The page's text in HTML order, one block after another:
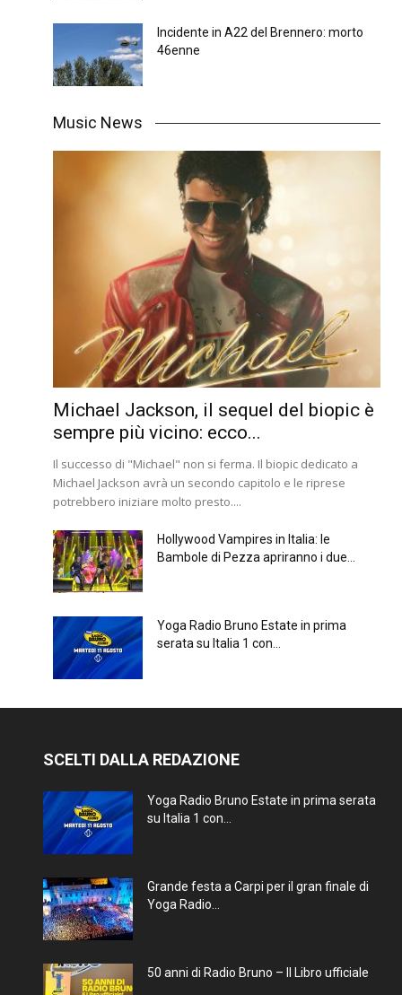
Incidente in A22 del Brennero: morto
46enne
Music News
Michael Jackson, il sequel del biopic è
sempre più vicino: ecco...
Il successo di "Michael" non si ferma. Il biopic dedicato a
Michael Jackson avrà un secondo capitolo e le riprese
potrebbero iniziare molto presto....
Hollywood Vampires in Italia: le
Bambole di Pezza apriranno i due...
Yoga Radio Bruno Estate in prima
serata su Italia 1 con...
SCELTI DALLA REDAZIONE
Yoga Radio Bruno Estate in prima serata
su Italia 1 con...
Grande festa a Carpi per il gran finale di
Yoga Radio...
50 anni di Radio Bruno – Il Libro ufficiale